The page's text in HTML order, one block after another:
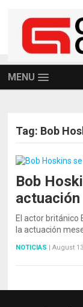
MENU
Tag: Bob
Bob
actuación
El actor británico
la actuación
NOTICIAS | August